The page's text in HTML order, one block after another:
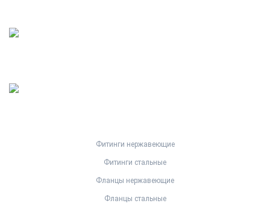
Фитинги нержавеющие
Фитинги стальные
Фланцы нержавеющие
Фланцы стальные